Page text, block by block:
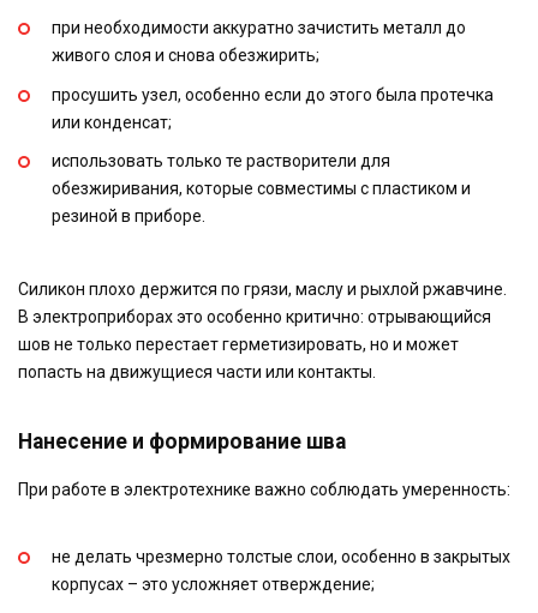
при необходимости аккуратно зачистить металл до
живого слоя и снова обезжирить;
просушить узел, особенно если до этого была протечка
или конденсат;
использовать только те растворители для
обезжиривания, которые совместимы с пластиком и
резиной в приборе.
Силикон плохо держится по грязи, маслу и рыхлой ржавчине.
В электроприборах это особенно критично: отрывающийся
шов не только перестает герметизировать, но и может
попасть на движущиеся части или контакты.
Нанесение и формирование шва
При работе в электротехнике важно соблюдать умеренность:
не делать чрезмерно толстые слои, особенно в закрытых
корпусах – это усложняет отверждение;